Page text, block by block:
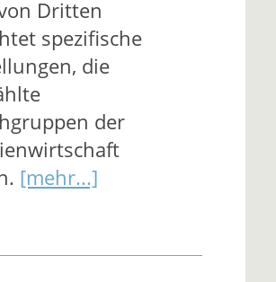
Dritten
spezifische
die
der
[mehr...]